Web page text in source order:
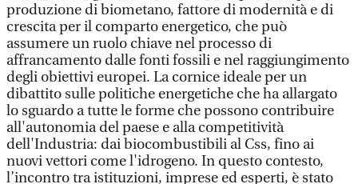
produzione di biometano, fattore di modernità e di
crescita per il comparto energetico, che può
assumere un ruolo chiave nel processo di
affrancamento dalle fonti fossili e nel raggiungimento
degli obiettivi europei. La cornice ideale per un
dibattito sulle politiche energetiche che ha allargato
lo sguardo a tutte le forme che possono contribuire
all'autonomia del paese e alla competitività
dell'Industria: dai biocombustibili al Css, fino ai
nuovi vettori come l'idrogeno. In questo contesto,
l’incontro tra istituzioni, imprese ed esperti, è stato